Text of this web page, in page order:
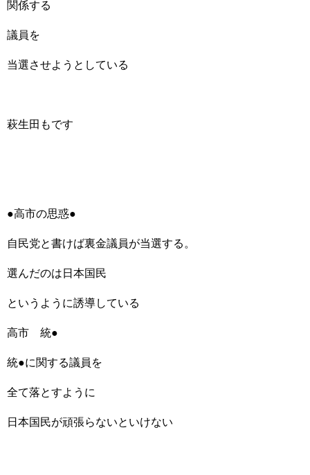
関係する
議員を
当選させようとしている
萩生田もです
●高市の思惑●
自民党と書けば裏金議員が当選する。
選んだのは日本国民
というように誘導している
高市 統●
統●に関する議員を
全て落とすように
日本国民が頑張らないといけない